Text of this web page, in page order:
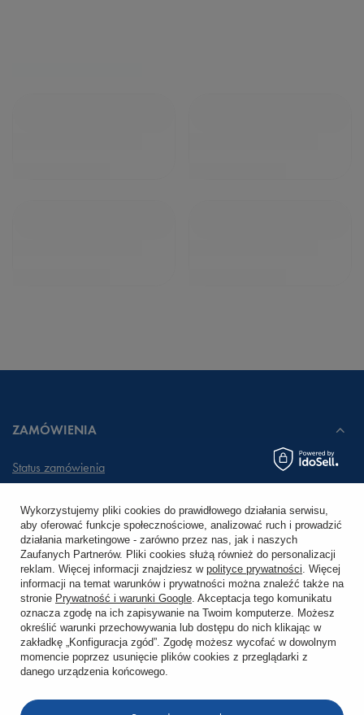
ZAMÓWIENIA
Status zamówienia
Chcę zareklamować produkt
Chcę zwrócić produkt
Chcę wymienić towar
KONTO
Wykorzystujemy pliki cookies do prawidłowego działania serwisu,
aby oferować funkcje społecznościowe, analizować ruch i prowadzić
działania marketingowe - zarówno przez nas, jak i naszych
Zaufanych Partnerów. Pliki cookies służą również do personalizacji
reklam. Więcej informacji znajdziesz w polityce prywatności. Więcej
informacji na temat warunków i prywatności można znaleźć także na
stronie Prywatność i warunki Google. Akceptacja tego komunikatu
oznacza zgodę na ich zapisywanie na Twoim komputerze. Możesz
określić warunki przechowywania lub dostępu do nich klikając w
zakładkę „Konfiguracja zgód”. Zgodę możesz wycofać w dowolnym
momencie poprzez usunięcie plików cookies z przeglądarki z
danego urządzenia końcowego.